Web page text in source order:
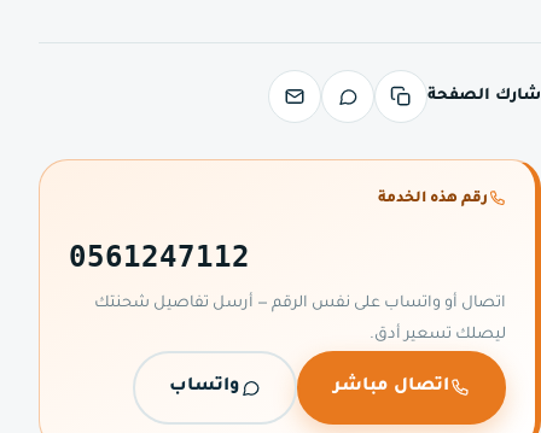
شارك الصفحة
رقم هذه الخدمة
0561247112
اتصال أو واتساب على نفس الرقم — أرسل تفاصيل شحنتك
ليصلك تسعير أدق.
اتصال مباشر واتساب